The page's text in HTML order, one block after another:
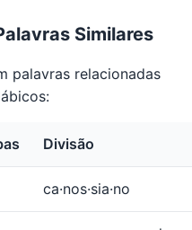
Similares
palavras relacionadas
Divisão
ca·nos·sia·no